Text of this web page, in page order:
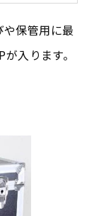
保管用に最
入ります。